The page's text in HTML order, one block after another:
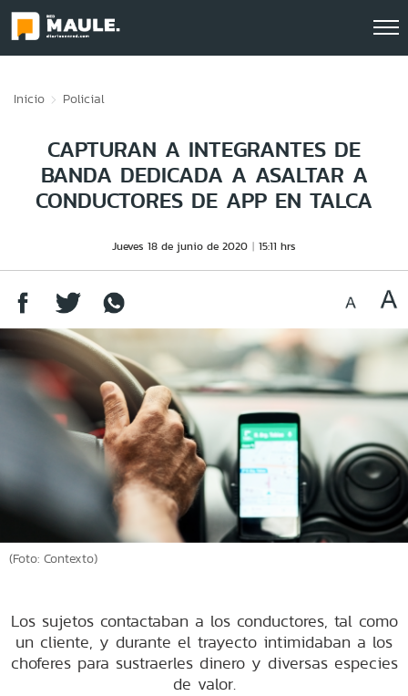
Inicio Policial
CAPTURAN A INTEGRANTES DE
BANDA DEDICADA A ASALTAR A
CONDUCTORES DE APP EN TALCA
Jueves 18 de junio de 2020 15:11 hrs
(Foto: Contexto)
Los sujetos contactaban a los conductores, tal como
un cliente, y durante el trayecto intimidaban a los
choferes para sustraerles dinero y diversas especies
de valor.